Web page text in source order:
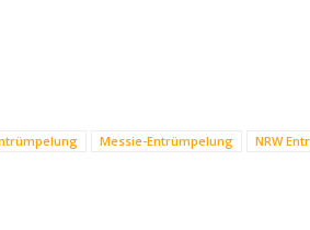
Messie-Entrümpelung NRW